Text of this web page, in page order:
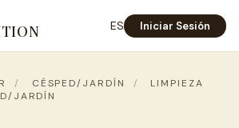
ES Iniciar Sesión
/ CÉSPED/JARDÍN /
LIMPIEZA
JARDÍN